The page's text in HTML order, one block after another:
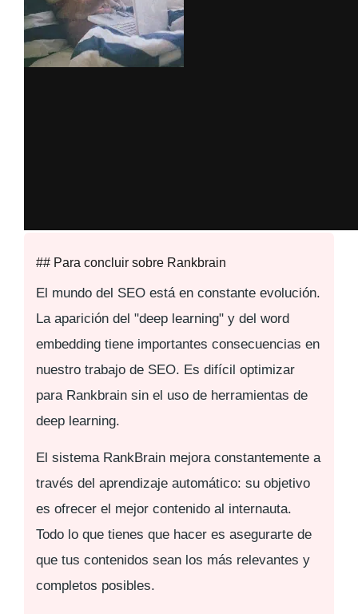
## Para concluir sobre Rankbrain
El mundo del SEO está en constante evolución.
La aparición del "deep learning" y del word
embedding tiene importantes consecuencias en
nuestro trabajo de SEO. Es difícil optimizar
para Rankbrain sin el uso de herramientas de
deep learning.
El sistema RankBrain mejora constantemente a
través del aprendizaje automático: su objetivo
es ofrecer el mejor contenido al internauta.
Todo lo que tienes que hacer es asegurarte de
que tus contenidos sean los más relevantes y
completos posibles.